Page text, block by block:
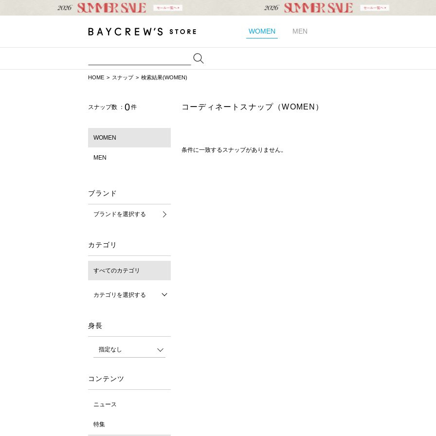
WOMEN MEN
HOME スナップ 検索結果(WOMEN)
スナップ数 ： 0件
WOMEN
MEN
ブランド
ブランドを選択する
カテゴリ
すべてのカテゴリ
カテゴリを選択する
身長
コンテンツ
ニュース
特集
コーディネートスナップ（WOMEN）
条件に一致するスナップがありません。